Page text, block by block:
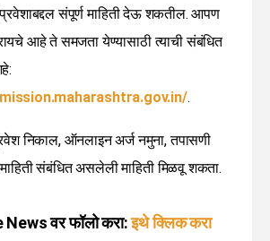
संपूर्ण माहिती देऊ शकतील. आपण
आहे ते समजता येण्यासाठी त्याची संबंधित
.
निकाल, ऑनलाइन अर्ज नमुना, तपासणी
संबंधित असलेली माहिती मिळवू शकता.
वर फॉलो करा: इथे क्लिक करा